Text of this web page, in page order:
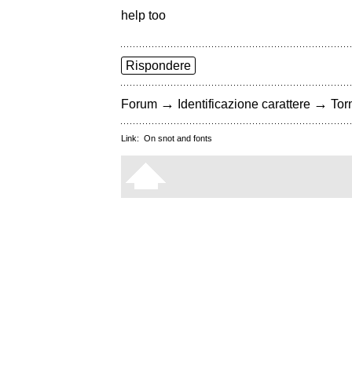
help too
Rispondere
Forum → Identificazione carattere →
Link: On snot and fonts